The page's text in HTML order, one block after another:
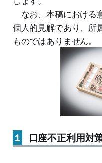
なお、本稿における
個人的見解であり、所
ものではありません。
１ 口座不正利用対